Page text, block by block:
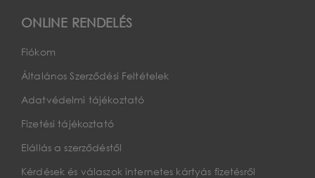
ONLINE RENDELÉS
Fiókom
Általános Szerződési Feltételek
Adatvédelmi tájékoztató
Fizetési tájékoztató
Elállás a szerződéstől
Kérdések és válaszok internetes kártyás fizetésről